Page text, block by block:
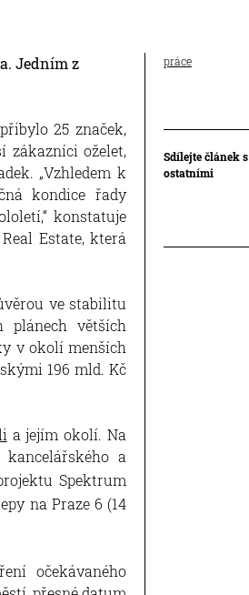
Jedním z
25 značek,
zákazníci oželet,
„Vzhledem k
kondice řady
konstatuje
Estate, která
ve stabilitu
plánech větších
v okolí menších
196 mld. Kč
a jejím okolí. Na
a
Spektrum
na Praze 6 (14
očekávaného
práce
Sdílejte článek s
ostatními